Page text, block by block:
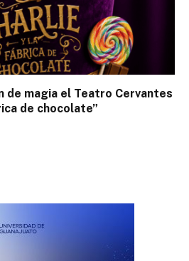
de magia el Teatro Cervantes
de chocolate”